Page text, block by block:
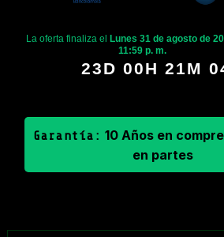
La oferta finaliza el
Lunes 31 de agosto de
11:59 p. m.
23D 00H 21M
Garantía: 10 Años en
en partes